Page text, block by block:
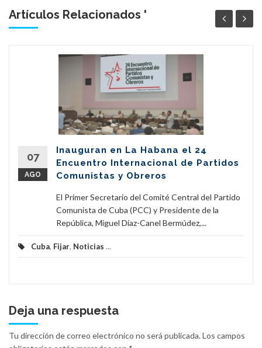
Artículos Relacionados '
07
AGO
Inauguran en La Habana el 24
Encuentro Internacional de Partidos
Comunistas y Obreros
El Primer Secretario del Comité Central del Partido
Comunista de Cuba (PCC) y Presidente de la
República, Miguel Díaz-Canel Bermúdez,...
Cuba, Fijar, Noticias ...
Deja una respuesta
Tu dirección de correo electrónico no será publicada.Los campos